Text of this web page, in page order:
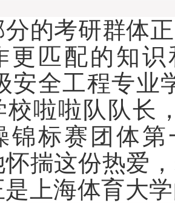
的考研群体
更匹配的知
安全工程专业
校啦啦队队长
锦标赛团体
揣这份热爱
是上海体育大